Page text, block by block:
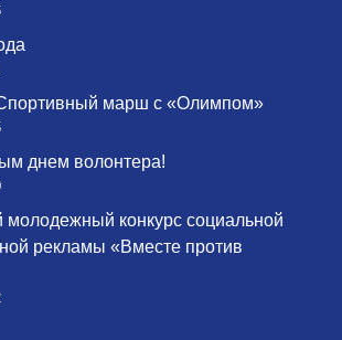
марш с «Олимпом»
днем волонтера!
конкурс социальной
рекламы «Вместе против